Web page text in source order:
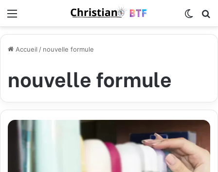
Accueil / nouvelle formule
nouvelle formule